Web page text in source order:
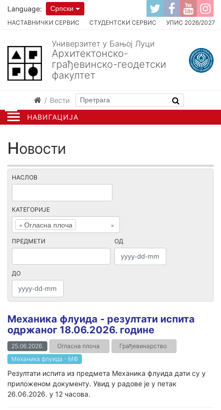
НАВИГАЦИЈА
НАСТАВНИЧКИ СЕРВИС СТУДЕНТСКИ СЕРВИС УПИС 2026/2027
Language: Српски
Универзитет у Бањој Луци
Архитектонско-
грађевинско-геодетски
факултет
Вести
Новости
НАСЛОВ
КАТЕГОРИЈЕ
×
× Огласна плоча
ПРЕДМЕТИ ОД
ДО
Механика флуида - резултати испита
одржаног 18.06.2026. године
25.06.2026. Огласна плоча
Грађевинарство
Механика флуида - МФ
Резултати испита из предмета Механика флуида дати су у
приложеном документу. Увид у радове је у петак
26.06.2026. у 12 часова.